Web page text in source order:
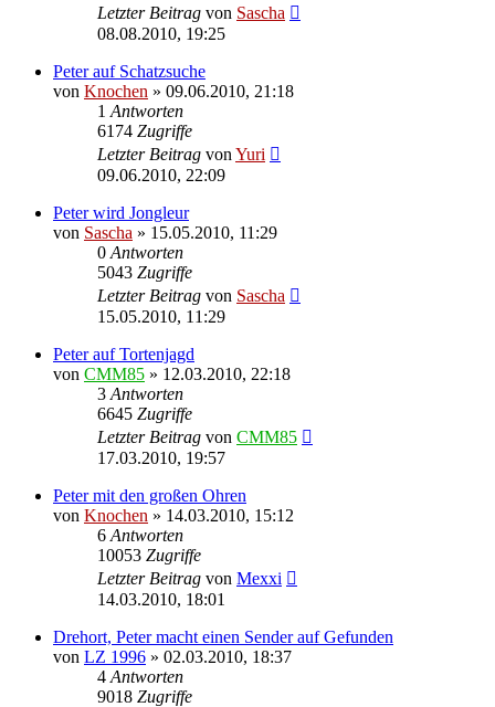
Letzter Beitrag von Sascha
08.08.2010, 19:25
Peter auf Schatzsuche
von Knochen » 09.06.2010, 21:18
1 Antworten
6174 Zugriffe
Letzter Beitrag von Yuri
09.06.2010, 22:09
Peter wird Jongleur
von Sascha » 15.05.2010, 11:29
0 Antworten
5043 Zugriffe
Letzter Beitrag von Sascha
15.05.2010, 11:29
Peter auf Tortenjagd
von CMM85 » 12.03.2010, 22:18
3 Antworten
6645 Zugriffe
Letzter Beitrag von CMM85
17.03.2010, 19:57
Peter mit den großen Ohren
von Knochen » 14.03.2010, 15:12
6 Antworten
10053 Zugriffe
Letzter Beitrag von Mexxi
14.03.2010, 18:01
Drehort, Peter macht einen Sender auf Gefunden
von LZ 1996 » 02.03.2010, 18:37
4 Antworten
9018 Zugriffe